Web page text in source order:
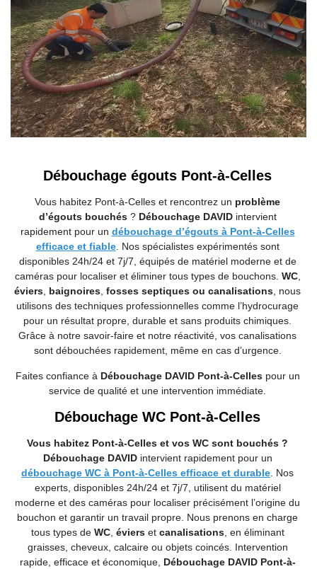
Débouchage égouts Pont-à-Celles
Vous habitez Pont-à-Celles et rencontrez un problème
d’égouts bouchés? Débouchage DAVIDintervient
rapidement pour un débouchage d’égouts à Pont-à-Celles
efficace et fiable. Nos spécialistes expérimentés sont
disponibles 24h/24 et 7j/7, équipés de matériel moderne et de
caméras pour localiser et éliminer tous types de bouchons. WC,
éviers baignoires fosses septiques ou canalisations , nous
utilisons des techniques professionnelles comme l’hydrocurage
pour un résultat propre, durable et sans produits chimiques.
Grâce à notre savoir-faire et notre réactivité, vos canalisations
sont débouchées rapidement, même en cas d’urgence.
Faites confiance à Débouchage DAVID Pont-à-Celles pour un
service de qualité et une intervention immédiate.
Débouchage WC Pont-à-Celles
Vous habitez Pont-à-Celles et vos WC sont bouchés ?
Débouchage DAVIDintervient rapidement pour un
débouchage WC à Pont-à-Celles efficace et durable . Nos
experts, disponibles 24h/24 et 7j/7, utilisent du matériel
moderne et des caméras pour localiser précisément l’origine du
bouchon et garantir un travail propre. Nous prenons en charge
tous types de WC, évierset canalisations, en éliminant
graisses, cheveux, calcaire ou objets coincés. Intervention
rapide, efficace et économique, Débouchage DAVID Pont-à-